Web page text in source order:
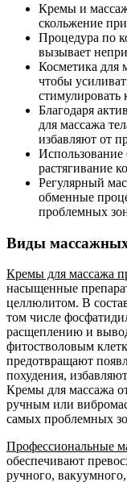
Кремы и
скольжение
Процедура по
вызывает
Косметика для
чтобы
Благодаря
для массажа
избавляют от
Использование
растягивание
Регулярный
обменные
проблемных
Виды массажных
Кремы для массажа
насыщенные
целлюлитом. В
том числе
расщеплению и
фитостволовым
предотвращают
похудения,
Кремы для массажа
ручным или
самых проблемных
Профессиональные
обеспечивают
ручного,